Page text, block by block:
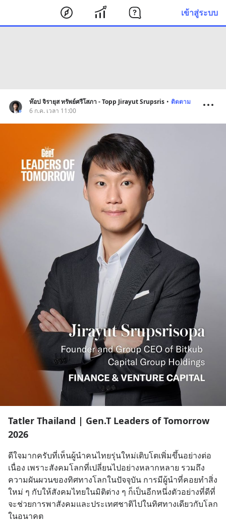
เข้าสู่ระบบ
ท๊อป จิรายุส ทรัพย์ศรีโสภา - Topp Jirayut Srupsris • ติดตาม
6 ก.ค. เวลา 11:00
Tatler Thailand | Gen.T Leaders of Tomorrow
2026
ดีใจมากครับที่เห็นผู้นำคนไทยรุ่นใหม่เติบโตเพิ่มขึ้นอย่างต่อ
เนื่อง เพราะสังคมโลกที่เปลี่ยนไปอย่างหลากหลาย รวมถึง
ความผันผวนของทิศทางโลกในปัจจุบัน การมีผู้นำที่คอยทำสิ่ง
ใหม่ ๆ กับให้สังคมไทยในมิติต่าง ๆ ก็เป็นอีกหนึ่งตัวอย่างที่ดีที่
จะช่วยการพาสังคมและประเทศชาติไปในทิศทางเดียวกับโลก
ในอนาคต